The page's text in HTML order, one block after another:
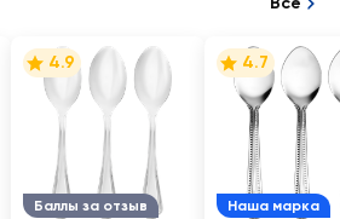
Баллы за отзыв
4.9
Наша марка
4.7